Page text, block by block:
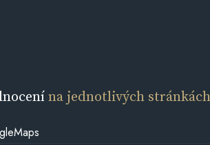
na jednotlivých stránkách